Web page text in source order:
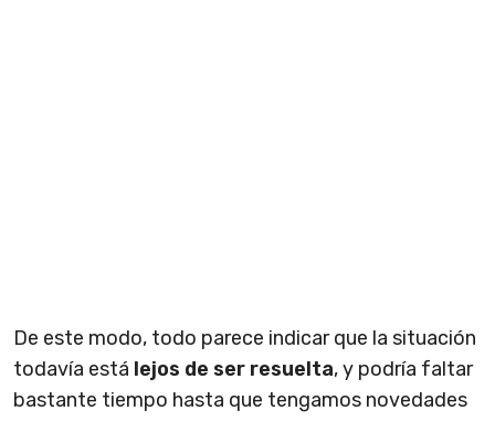
De este modo, todo parece indicar que la situación
todavía está lejos de ser resuelta, y podría faltar
bastante tiempo hasta que tengamos novedades